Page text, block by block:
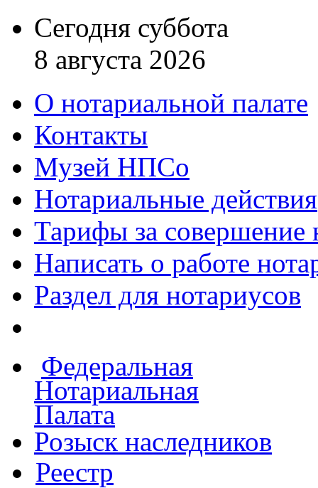
Сегодня суббота
8 августа 2026
О нотариальной палате
Контакты
Музей НПСо
Нотариальные действия
Тарифы за совершение
Написать о работе
Раздел для нотариусов
Федеральная
Нотариальная
Палата
Розыск наследников
Реестр